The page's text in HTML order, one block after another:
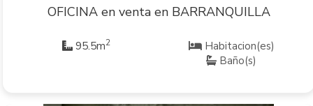
OFICINA en venta en BARRANQUILLA
95.5m2
Habitacion(es)
Baño(s)